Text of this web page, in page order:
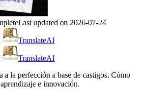
Last updated on 2026-07-24
TranslateAI
TranslateAI
a la perfección a base de castigos. Cómo
e innovación.